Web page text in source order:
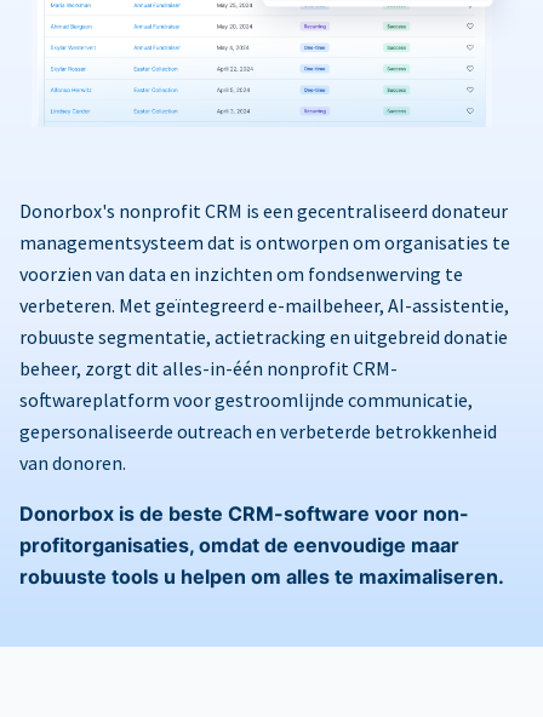
Donorbox's nonprofit CRM is een gecentraliseerd donateur
managementsysteem dat is ontworpen om organisaties te
voorzien van data en inzichten om fondsenwerving te
verbeteren. Met geïntegreerd e-mailbeheer, AI-assistentie,
robuuste segmentatie, actietracking en uitgebreid donatie
beheer, zorgt dit alles-in-één nonprofit CRM-
softwareplatform voor gestroomlijnde communicatie,
gepersonaliseerde outreach en verbeterde betrokkenheid
van donoren.
Donorbox is de beste CRM-software voor non-
profitorganisaties, omdat de eenvoudige maar
robuuste tools u helpen om alles te maximaliseren.